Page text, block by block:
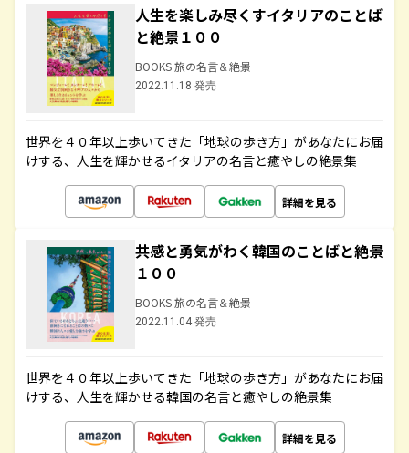
人生を楽しみ尽くすイタリアのことば
と絶景１００
BOOKS 旅の名言＆絶景
2022.11.18 発売
世界を４０年以上歩いてきた「地球の歩き方」があなたにお届
けする、人生を輝かせるイタリアの名言と癒やしの絶景集
詳細を見る
共感と勇気がわく韓国のことばと絶景
１００
BOOKS 旅の名言＆絶景
2022.11.04 発売
世界を４０年以上歩いてきた「地球の歩き方」があなたにお届
けする、人生を輝かせる韓国の名言と癒やしの絶景集
詳細を見る